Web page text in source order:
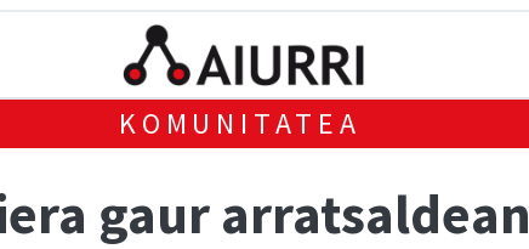
KOMUNITATEA
gaur arratsaldean